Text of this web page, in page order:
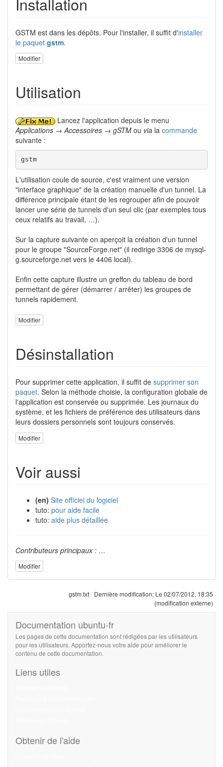
GSTM est dans les dépôts. Pour l'installer, il suffit d'installer
le paquet gstm.
Modifier
Utilisation
Lancez l'application depuis le menu
Applications → Accessoires → gSTM ou via la commande
suivante :
gstm
L'utilisation coule de source, c'est vraiment une version
"interface graphique" de la création manuelle d'un tunnel. La
différence principale étant de les regrouper afin de pouvoir
lancer une série de tunnels d'un seul clic (par exemples tous
ceux relatifs au travail, …).
Sur la capture suivante on aperçoit la création d'un tunnel
pour le groupe "SourceForge.net" (il redirige 3306 de mysql-
g.sourceforge.net vers le 4406 local).
Enfin cette capture illustre un greffon du tableau de bord
permettant de gérer (démarrer / arrêter) les groupes de
tunnels rapidement.
Modifier
Désinstallation
Pour supprimer cette application, il suffit de supprimer son
paquet. Selon la méthode choisie, la configuration globale de
l'application est conservée ou supprimée. Les journaux du
système, et les fichiers de préférence des utilisateurs dans
leurs dossiers personnels sont toujours conservés.
Modifier
Voir aussi
(en) Site officiel du logiciel
tuto: pour aide facile
tuto: aide plus détaillée
Contributeurs principaux : …
Modifier
gstm.txt Dernière modification: Le 02/07/2012, 18:35
(modification externe)
Documentation ubuntu-fr
Les pages de cette documentation sont rédigées par les utilisateurs
pour les utilisateurs. Apportez-nous votre aide pour améliorer le
contenu de cette documentation.
Liens utiles
Obtenir de l'aide